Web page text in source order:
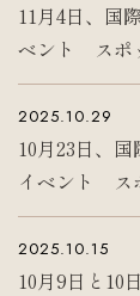
11月4日、国
ベント スポ
2025.10.29
10月23日、
イベント ス
2025.10.15
10月9日と10